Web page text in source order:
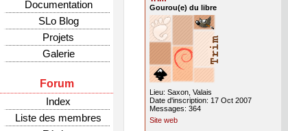
Documentation
SLo Blog
Projets
Galerie
Forum
Index
Liste des membres
Gourou(e) du libre
Lieu: Saxon, Valais
Date d'inscription: 17 Oct 2007
Messages: 364
Site web